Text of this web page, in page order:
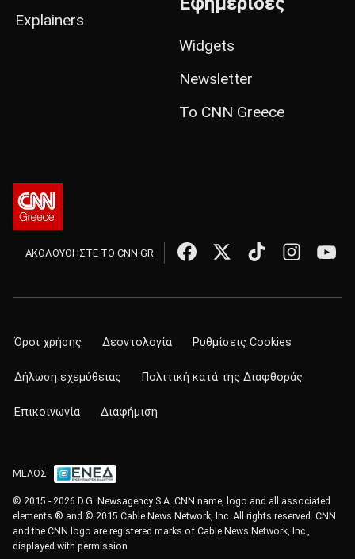
Explainers
Widgets
Newsletter
Το CNN Greece
ΑΚΟΛΟΥΘΗΣΤΕ ΤΟ CNN.GR
Όροι χρήσης Δεοντολογία Ρυθμίσεις Cookies
Δήλωση εχεμύθειας Πολιτική κατά της Διαφθοράς
Επικοινωνία Διαφήμιση
ΜΕΛΟΣ
© 2015 - 2026 D.G. Newsagency S.A. CNN name, logo and all associated
elements ® and © 2015 Cable News Network, Inc. All rights reserved. CNN
and the CNN logo are registered marks of Cable News Network, Inc.,
displayed with permission